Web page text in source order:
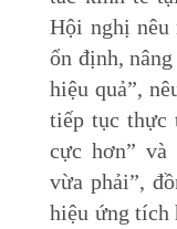
Hội nghị nêu
ổn định,
hiệu quả”,
tiếp tục thực
cực hơn” và
vừa phải”,
hiệu ứng tích